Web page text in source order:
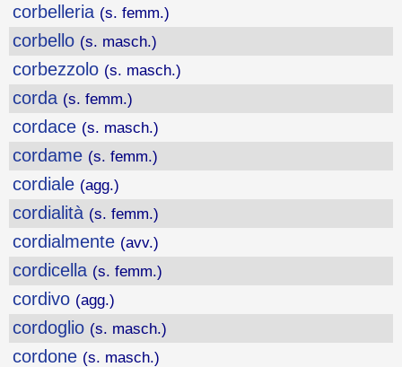
corbelleria (s. femm.)
corbello (s. masch.)
corbezzolo (s. masch.)
corda (s. femm.)
cordace (s. masch.)
cordame (s. femm.)
cordiale (agg.)
cordialità (s. femm.)
cordialmente (avv.)
cordicella (s. femm.)
cordivo (agg.)
cordoglio (s. masch.)
cordone (s. masch.)